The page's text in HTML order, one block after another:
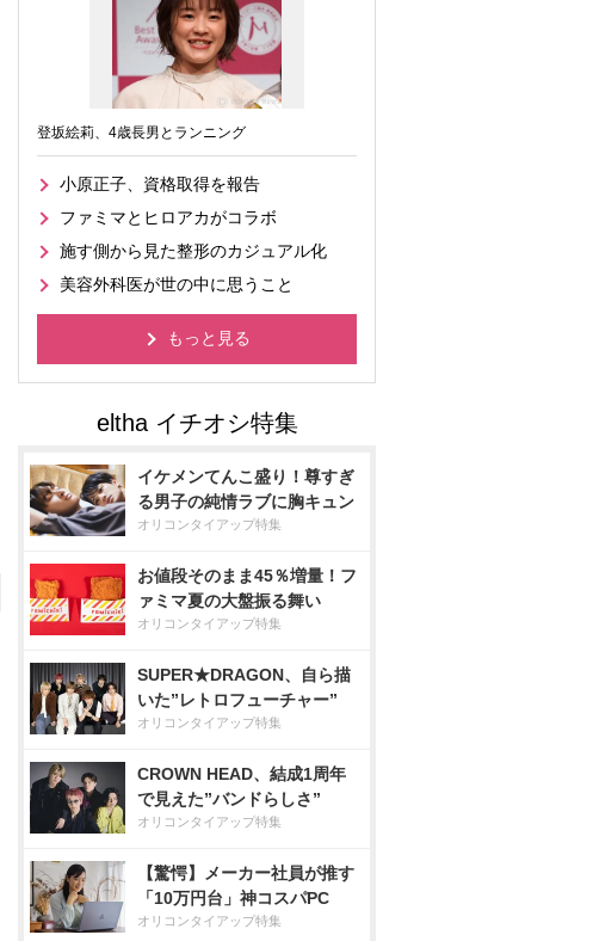
登坂絵莉、4歳長男とランニング
小原正子、資格取得を報告
ファミマとヒロアカがコラボ
施す側から見た整形のカジュアル化
美容外科医が世の中に思うこと
もっと見る
イケメンてんこ盛り！尊すぎ
る男子の純情ラブに胸キュン
オリコンタイアップ特集
お値段そのまま45％増量！フ
ァミマ夏の大盤振る舞い
オリコンタイアップ特集
SUPER★DRAGON、自ら描
いた”レトロフューチャー”
オリコンタイアップ特集
CROWN HEAD、結成1周年
で見えた”バンドらしさ”
オリコンタイアップ特集
【驚愕】メーカー社員が推す
「10万円台」神コスパPC
オリコンタイアップ特集